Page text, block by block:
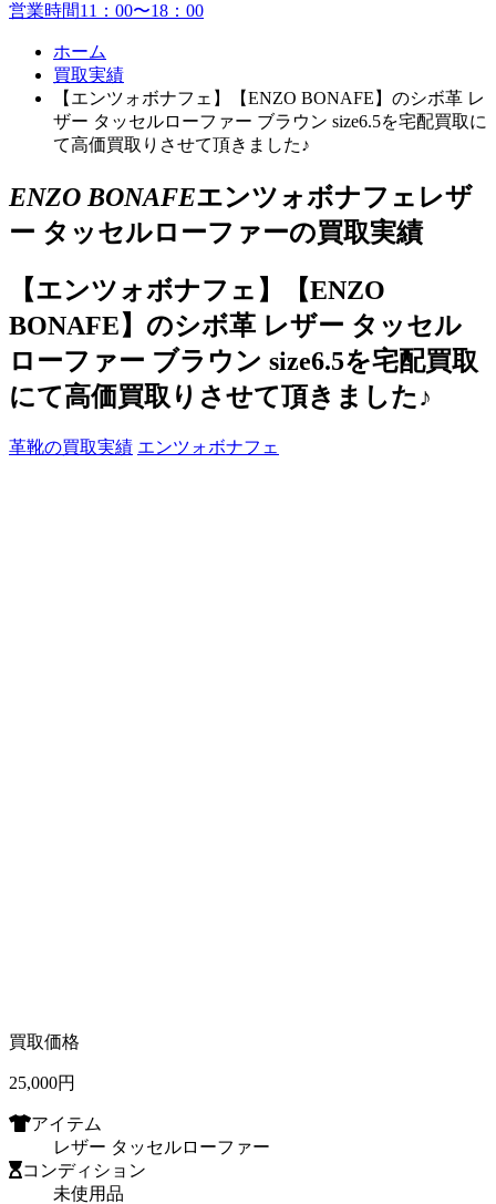
営業時間11：00〜18：00
ホーム
買取実績
【エンツォボナフェ】【ENZO BONAFE】のシボ革 レ
ザー タッセルローファー ブラウン size6.5を宅配買取に
て高価買取りさせて頂きました♪
ENZO BONAFEエンツォボナフェレザ
ー タッセルローファーの買取実績
【エンツォボナフェ】【ENZO
BONAFE】のシボ革 レザー タッセル
ローファー ブラウン size6.5を宅配買取
にて高価買取りさせて頂きました♪
革靴の買取実績 エンツォボナフェ
買取価格
25,000円
アイテム
レザー タッセルローファー
コンディション
未使用品